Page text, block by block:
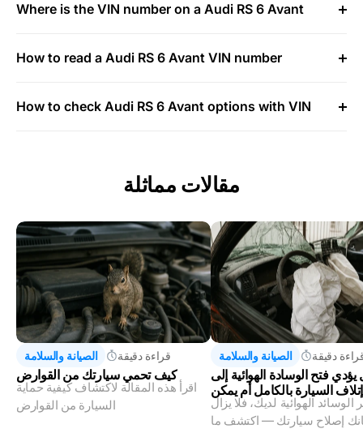
Where is the VIN number on a Audi RS 6 Avant
How to read a Audi RS 6 Avant VIN number
How to check Audi RS 6 Avant options with VIN
مقالات مماثلة
الصيانة والسلامة قراءة دقيقة
كيف تحمي سيارتك من القوارض
اقرأ هذه المقالة لاكتشاف كيفية حماية
السيارة من القوارض
الصيانة والسلامة دقيقة
فتح الوسادة الهوائية إلى
إتلاف السيارة بالكامل أم يمكن
إصلاحها؟
الوسائد الهوائية لديك، فلا يزال
إصلاح سيارتك — اكتشف ما